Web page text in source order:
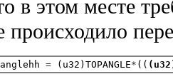
в этом месте
происходило
anglehh = (u32)TOPANGLE* ((